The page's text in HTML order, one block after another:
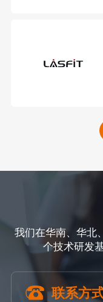
我们在华南、华北
个技术研发
联系方